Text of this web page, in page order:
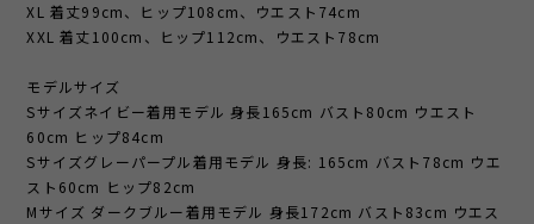
XL 着丈99cm、ヒップ108cm、ウエスト74cm
XXL 着丈100cm、ヒップ112cm、ウエスト78cm
モデルサイズ
Sサイズネイビー着用モデル 身長165cm バスト80cm ウエスト
60cm ヒップ84cm
Sサイズグレーパープル着用モデル 身長: 165cm バスト78cm ウエ
スト60cm ヒップ82cm
Mサイズ ダークブルー着用モデル 身長172cm バスト83cm ウエス